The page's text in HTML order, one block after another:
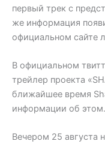
первый трек с
же информация
официальном сайте
В официальном
трейлер проекта
ближайшее время
информации об этом.
Вечером 25 августа